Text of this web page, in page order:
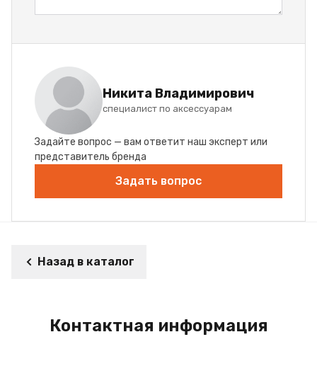
Никита Владимирович
специалист по аксессуарам
Задайте вопрос — вам ответит наш эксперт или
представитель бренда
Задать вопрос
Назад в каталог
Контактная информация